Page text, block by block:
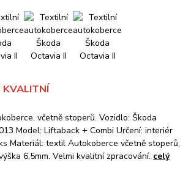
KVALITNÍ
včetně stoperů. Vozidlo: Škoda
Model: Liftaback + Combi Určení: interiér
Materiál: textil Autokoberce včetně stoperů,
6,5mm. Velmi kvalitní zpracování. celý